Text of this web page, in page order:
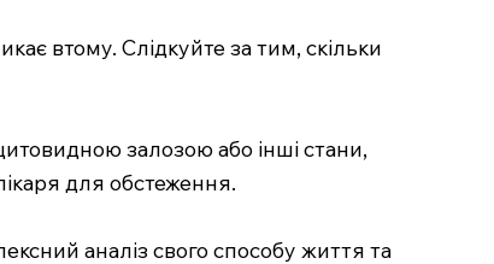
втому. Слідкуйте за тим, скільки
залозою або інші стани,
для обстеження.
аналіз свого способу життя та